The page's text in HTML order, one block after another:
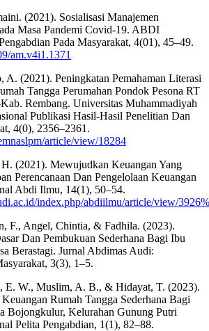
(2021). Sosialisasi Manajemen
Masa Pandemi Covid-19. ABDI
Pada Masyarakat, 4(01), 45–49.
am.v4i1.1371
(2021). Peningkatan Pemahaman Literasi
Tangga Perumahan Pondok Pesona RT
Rembang. Universitas Muhammadiyah
Publikasi Hasil-Hasil Penelitian Dan
4(0), 2356–2361.
article/view/18284
(2021). Mewujudkan Keuangan Yang
Perencanaan Dan Pengelolaan Keuangan
Abdi Ilmu, 14(1), 50–54.
index.php/abdiilmu/article/view/
F., Angel, Chintia, & Fadhila. (2023).
Dan Pembukuan Sederhana Bagi Ibu
Berastagi. Jurnal Abdimas Audi:
3(3), 1–5.
E. W., Muslim, A. B., & Hidayat, T. (2023).
Rumah Tangga Sederhana Bagi
Bojongkulur, Kelurahan Gunung Putri
Pelita Pengabdian, 1(1), 82–88.